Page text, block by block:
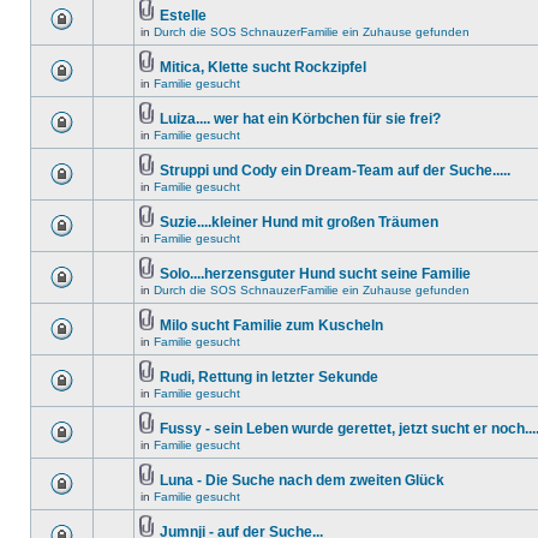
Estelle
in Durch die SOS SchnauzerFamilie ein Zuhause gefunden
Mitica, Klette sucht Rockzipfel
in Familie gesucht
Luiza.... wer hat ein Körbchen für sie frei?
in Familie gesucht
Struppi und Cody ein Dream-Team auf der Suche.....
in Familie gesucht
Suzie....kleiner Hund mit großen Träumen
in Familie gesucht
Solo....herzensguter Hund sucht seine Familie
in Durch die SOS SchnauzerFamilie ein Zuhause gefunden
Milo sucht Familie zum Kuscheln
in Familie gesucht
Rudi, Rettung in letzter Sekunde
in Familie gesucht
Fussy - sein Leben wurde gerettet, jetzt sucht er
in Familie gesucht
Luna - Die Suche nach dem zweiten Glück
in Familie gesucht
Jumnji - auf der Suche...